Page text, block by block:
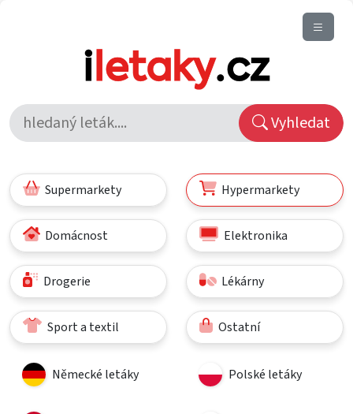
Vyhledat
Supermarkety Hypermarkety
Domácnost Elektronika
Drogerie Lékárny
Sport a textil Ostatní
Německé letáky Polské letáky